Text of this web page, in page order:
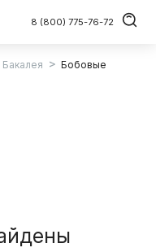
8 (800) 775-76-72
Бакалея Бобовые